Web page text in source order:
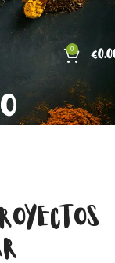
0 €